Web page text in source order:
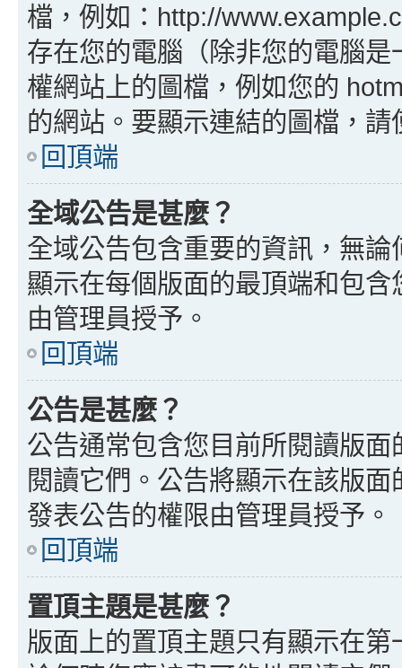
檔，例如：http://
存在您的電腦（除非您的電腦
權網站上的圖檔，例如您的
的網站。要顯示連結的圖檔，
回頂端
全域公告是甚麼？
全域公告包含重要的資訊，無
顯示在每個版面的最頂端和包
由管理員授予。
回頂端
公告是甚麼？
公告通常包含您目前所閱讀版
閱讀它們。公告將顯示在該版
發表公告的權限由管理員授予。
回頂端
置頂主題是甚麼？
版面上的置頂主題只有顯示在